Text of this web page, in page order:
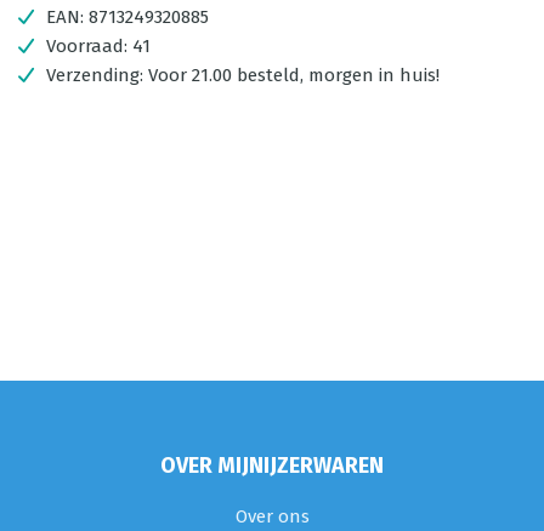
EAN: 8713249320885
Voorraad: 41
Verzending: Voor 21.00 besteld, morgen in huis!
OVER MIJNIJZERWAREN
Over ons